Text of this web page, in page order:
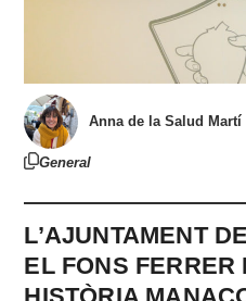
Anna de la Salud Martí
General
L’AJUNTAMENT
EL FONS FERRER